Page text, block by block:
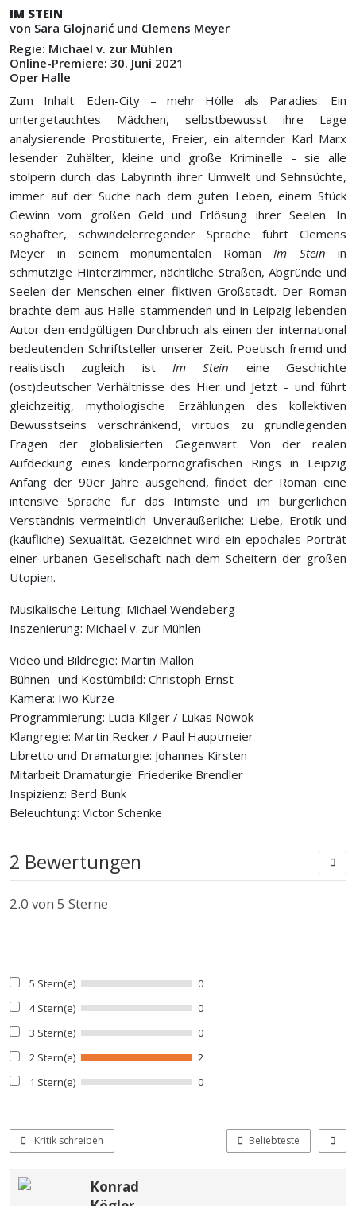
IM STEIN
von Sara Glojnarić und Clemens Meyer
Regie: Michael v. zur Mühlen
Online-Premiere: 30. Juni 2021
Oper Halle
Zum Inhalt: Eden-City – mehr Hölle als Paradies. Ein
untergetauchtes Mädchen, selbstbewusst ihre Lage
analysierende Prostituierte, Freier, ein alternder Karl Marx
lesender Zuhälter, kleine und große Kriminelle – sie alle
stolpern durch das Labyrinth ihrer Umwelt und Sehnsüchte,
immer auf der Suche nach dem guten Leben, einem Stück
Gewinn vom großen Geld und Erlösung ihrer Seelen. In
soghafter, schwindelerregender Sprache führt Clemens
Meyer in seinem monumentalen RomanIm Stein in
schmutzige Hinterzimmer, nächtliche Straßen, Abgründe und
Seelen der Menschen einer fiktiven Großstadt. Der Roman
brachte dem aus Halle stammenden und in Leipzig lebenden
Autor den endgültigen Durchbruch als einen der international
bedeutenden Schriftsteller unserer Zeit. Poetisch fremd und
realistisch zugleich ist Im Stein eine Geschichte
(ost)deutscher Verhältnisse des Hier und Jetzt – und führt
gleichzeitig, mythologische Erzählungen des kollektiven
Bewusstseins verschränkend, virtuos zu grundlegenden
Fragen der globalisierten Gegenwart. Von der realen
Aufdeckung eines kinderpornografischen Rings in Leipzig
Anfang der 90er Jahre ausgehend, findet der Roman eine
intensive Sprache für das Intimste und im bürgerlichen
Verständnis vermeintlich Unveräußerliche: Liebe, Erotik und
(käufliche) Sexualität. Gezeichnet wird ein epochales Porträt
einer urbanen Gesellschaft nach dem Scheitern der großen
Utopien.
Musikalische Leitung: Michael Wendeberg
Inszenierung: Michael v. zur Mühlen
Video und Bildregie: Martin Mallon
Bühnen- und Kostümbild: Christoph Ernst
Kamera: Iwo Kurze
Programmierung: Lucia Kilger / Lukas Nowok
Klangregie: Martin Recker / Paul Hauptmeier
Libretto und Dramaturgie: Johannes Kirsten
Mitarbeit Dramaturgie: Friederike Brendler
Inspizienz: Berd Bunk
Beleuchtung: Victor Schenke
2 Bewertungen
2.0 von 5 Sterne
5 Stern(e)
0
4 Stern(e)
0
3 Stern(e)
0
2 Stern(e)
2
1 Stern(e)
0
Kritik schreiben Beliebteste
Konrad